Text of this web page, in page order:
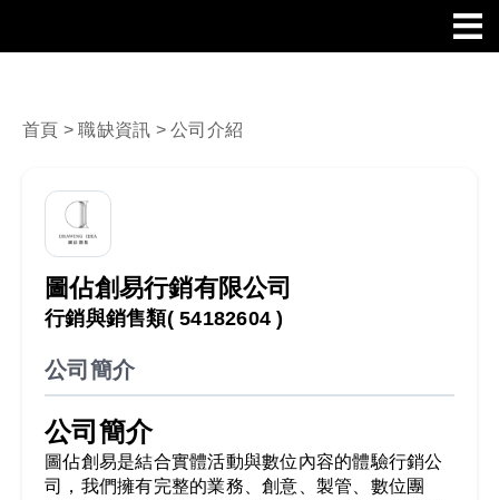
首頁 >職缺資訊 > 公司介紹
圖佔創易行銷有限公司
行銷與銷售類( 54182604 )
公司簡介
公司簡介
圖佔創易是結合實體活動與數位內容的體驗行銷公
司，我們擁有完整的業務、創意、製管、數位團